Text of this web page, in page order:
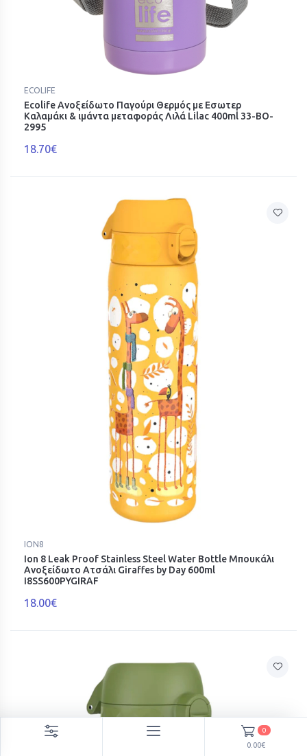
ECOLIFE
Ecolife Ανοξείδωτο Παγούρι Θερμός με Εσωτερ
Καλαμάκι & ιμάντα μεταφοράς Λιλά Lilac 400ml 33-BO-
2995
18.70€
ION8
Ion 8 Leak Proof Stainless Steel Water Bottle Μπουκάλι
Ανοξείδωτο Ατσάλι Giraffes by Day 600ml
I8SS600PYGIRAF
18.00€
0
0.00€